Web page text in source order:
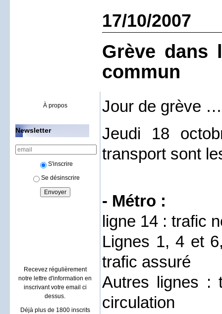
À propos
Newsletter
S'inscrire
Se désinscrire
Recevez régulièrement
notre lettre d'information en
inscrivant votre email ci
dessus.
Déjà plus de 1800 inscrits
17/10/2007
Grève dans
commun
Jour de grève …
Jeudi 18
transport sont
- Métro :
ligne 14 : trafic
Lignes 1, 4 et
trafic assuré
Autres lignes :
circulation